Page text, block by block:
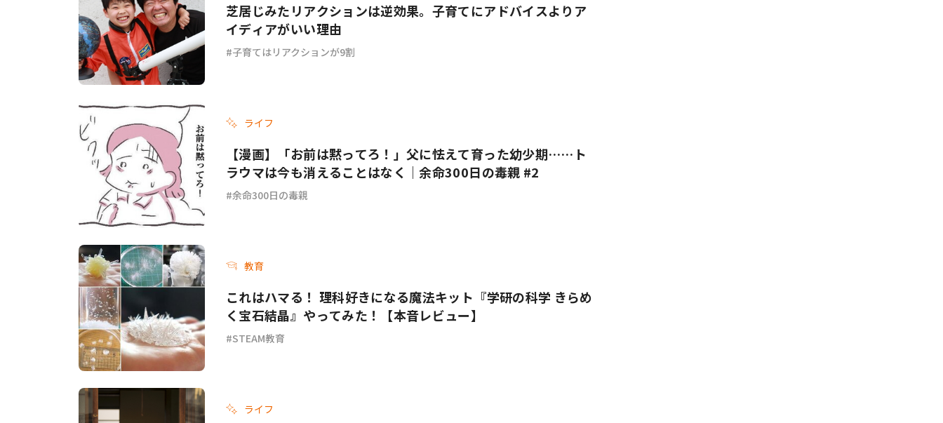
芝居じみたリアクションは逆効果。子育てにアドバイスよりア
イディアがいい理由
子育てはリアクションが9割
ライフ
【漫画】「お前は黙ってろ！」父に怯えて育った幼少期……ト
ラウマは今も消えることはなく｜余命300日の毒親 #2
余命300日の毒親
教育
これはハマる！ 理科好きになる魔法キット『学研の科学 きらめ
く宝石結晶』やってみた！【本音レビュー】
STEAM教育
ライフ